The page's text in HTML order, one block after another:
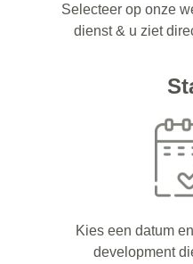
Selecteer op onze
dienst & u ziet
Kies een datum
development